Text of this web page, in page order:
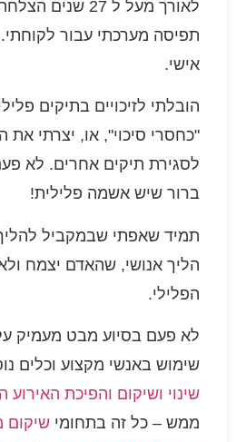
לאורך מעל ל 27
תפיסה מערכתי עבור
אישי.
הובלתי לזיכויים בתיקים
"כחסרי סיכוי", או, יצרתי את
לסגירת תיקים אחרים. לא
ברור שיש אשמה פלילית!
תמיד שאפתי שבמקביל להליך
הליך אנושי, שהאדם יצמח
הפלילי.
לא פעם בסיוע מבט מעמיק
שימוש באנשי מקצוע וכלים
שינוי ושיקום והפיכת האירוע
ממש – כל זה בתחומי שיקום